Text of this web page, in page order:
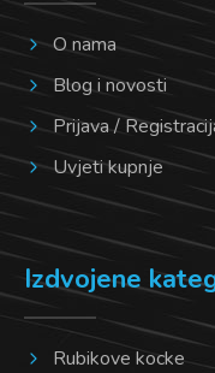
O nama
Blog i novosti
Prijava /
Uvjeti kupnje
Izdvojene
Rubikove kocke